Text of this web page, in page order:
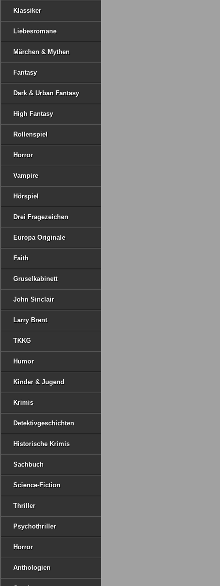
Klassiker
Liebesromane
Märchen & Mythen
Fantasy
Dark & Urban Fantasy
High Fantasy
Rollenspiel
Horror
Vampire
Hörspiel
Drei Fragezeichen
Europa Originale
Faith
Gruselkabinett
John Sinclair
Larry Brent
TKKG
Humor
Kinder & Jugend
Krimis
Detektivgeschichten
Historische Krimis
Sachbuch
Science-Fiction
Thriller
Psychothriller
Horror
Anthologien